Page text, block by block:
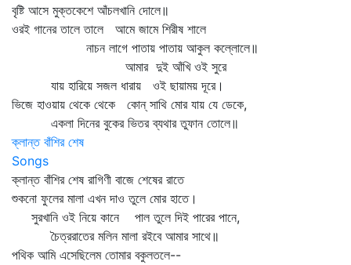
বৃষ্টি আসে মুক্তকেশে আঁচলখানি দোলে॥
ওরই গানের তালে তালে আমে জামে শিরীষ শালে
নাচন লাগে পাতায় পাতায় আকুল কল্লোলে॥
আমার দুই আঁখি ওই সুরে
যায় হারিয়ে সজল ধারায় ওই ছায়াময় দূরে।
ভিজে হাওয়ায় থেকে থেকে কোন্‌ সাথি মোর যায় যে ডেকে,
একলা দিনের বুকের ভিতর ব্যথার তুফান তোলে॥
ক্লান্ত বাঁশির শেষ
Songs
ক্লান্ত বাঁশির শেষ রাগিণী বাজে শেষের রাতে
শুকনো ফুলের মালা এখন দাও তুলে মোর হাতে।
সুরখানি ওই নিয়ে কানে পাল তুলে দিই পারের পানে,
চৈত্ররাতের মলিন মালা রইবে আমার সাথে॥
পথিক আমি এসেছিলেম তোমার বকুলতলে--